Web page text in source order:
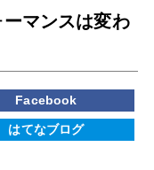
マンスは変わ
Facebook
はてなブログ